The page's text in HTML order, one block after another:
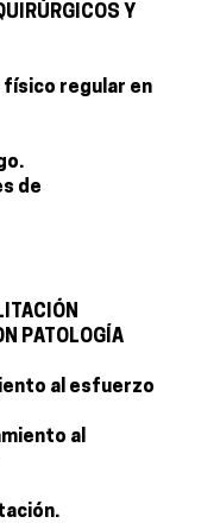
Y
físico regular en
de
PATOLOGÍA
al esfuerzo
al